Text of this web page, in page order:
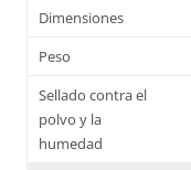
Dimensiones
Peso
Sellado contra el
polvo y la
humedad